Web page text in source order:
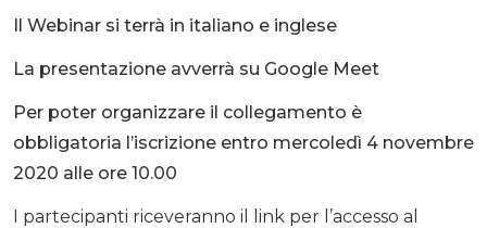
Il Webinar si terrà in italiano e inglese
La presentazione avverrà su Google Meet
Per poter organizzare il collegamento è
obbligatoria l’iscrizione entro mercoledì 4 novembre
2020 alle ore 10.00
I partecipanti riceveranno il link per l’accesso al